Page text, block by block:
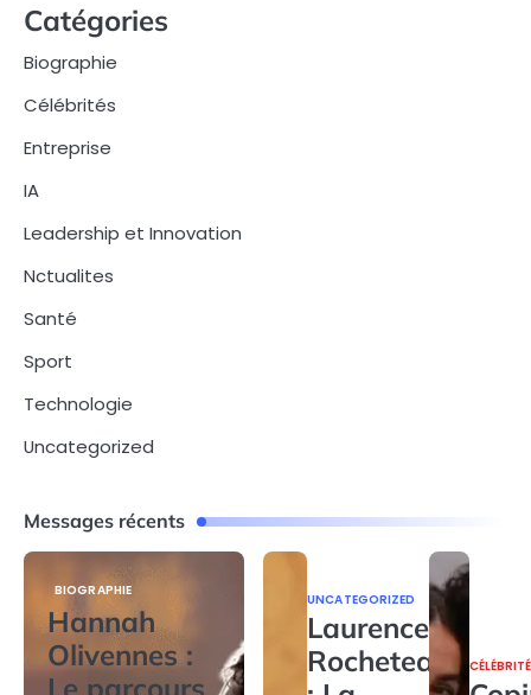
Catégories
Biographie
Célébrités
Entreprise
IA
Leadership et Innovation
Nctualites
Santé
Sport
Technologie
Uncategorized
Messages récents
BIOGRAPHIE
Hannah
Olivennes :
UNCATEGORIZED
Laurence
Rocheteau